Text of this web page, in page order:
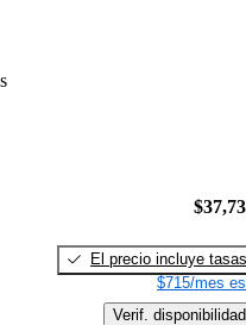
El precio incluye tasas
$715/mes
Verif. disponibilidad